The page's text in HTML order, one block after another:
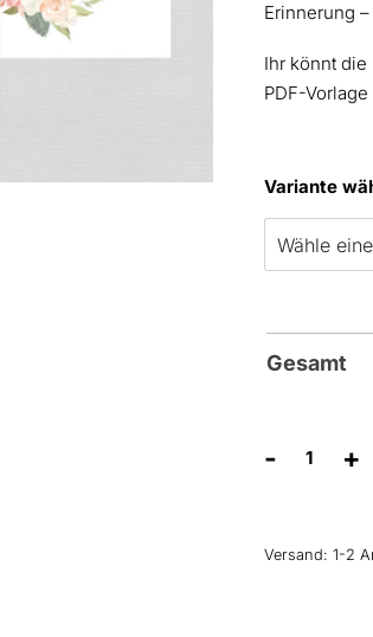
Erinnerung
Ihr könnt
PDF-
Variante
Gesamt
-
-
+
Versand:1-2